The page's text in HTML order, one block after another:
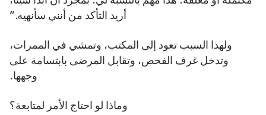
أريد التأكد من أنني سأنهيه.”
ولهذا السبب تعود إلى المكتب، وتمشي في الممرات،
وتدخل غرف الفحص، وتقابل المرضى بابتسامة على
وجهها.
وماذا لو احتاج الأمر لمتابعة؟